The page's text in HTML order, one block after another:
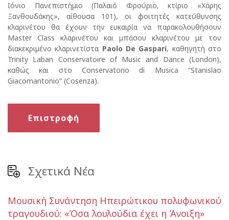
Ιόνιο Πανεπιστήμιο (Παλαιό Φρούριο, κτίριο «Χάρης
Ξανθουδάκης», αίθουσα 101), οι φοιτητές κατεύθυνσης
κλαρινέτου θα έχουν την ευκαιρία να παρακολουθήσουν
Master Class κλαρινέτου και μπάσου κλαρινέτου με τον
διακεκριμένο κλαρινετίστα Paolo De Gaspari, καθηγητή στο
Trinity Laban Conservatoire of Music and Dance (London),
καθώς και στο Conservatorio di Musica “Stanislao
Giacomantonio” (Cosenza).
Επιστροφή
Σχετικά Νέα
Μουσική Συνάντηση Ηπειρώτικου πολυφωνικού
τραγουδιού: «Όσα λουλούδια έχει η Άνοιξη»